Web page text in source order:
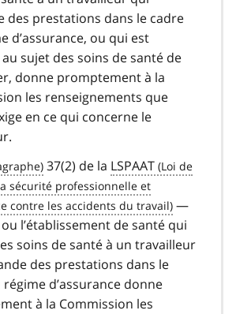
des prestations dans le cadre
d’assurance, ou qui est
sujet des soins de santé de
donne promptement à la
les renseignements que
en ce qui concerne le
37(2) de la LSPAAT
—
ou l’établissement de santé qui
soins de santé à un travailleur
des prestations dans le
d’assurance donne
à la Commission les